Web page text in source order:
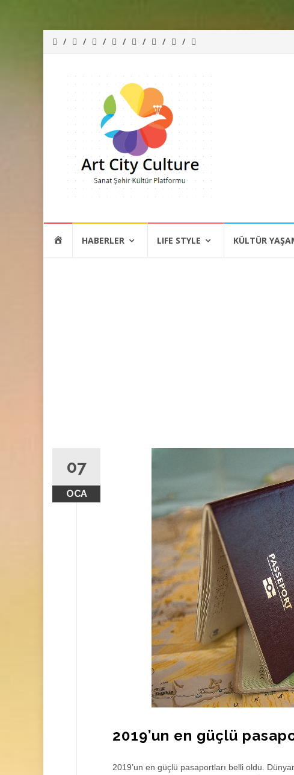
atla
HOMEHABERLER LIFE STYLE KÜLTÜR
07
OCA
2019’un en güçlü
2019’un en güçlü pasaportları belli oldu.